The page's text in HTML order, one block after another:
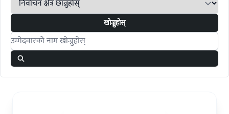
खोज्नुहोस्
Search candidates